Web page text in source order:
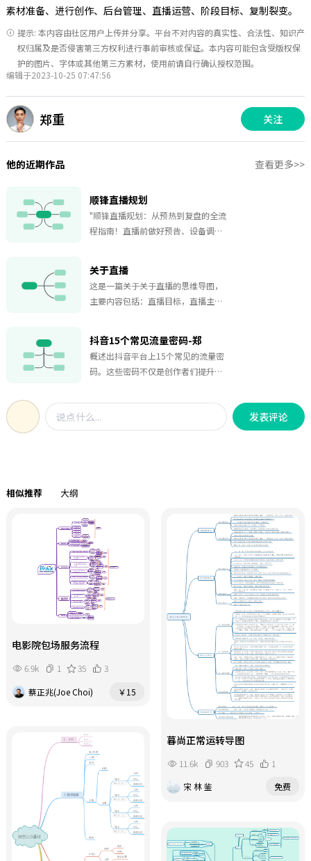
素材准备、进行创作、后台管理、直播运营、阶段目标、复制裂变。
提示: 本内容由社区用户上传并分享。平台不对内容的真实性、合法性、知识产
权归属及是否侵害第三方权利进行事前审核或保证。本内容可能包含受版权保
护的图片、字体或其他第三方素材，使用前请自行确认授权范围。
编辑于2023-10-25 07:47:56
郑重 关注
他的近期作品 查看更多>>
顺锋直播规划
"顺锋直播规划：从预热到复盘的全流
程指南！直播前做好预告、设备调试
化提升试播阶段建议双主播形式，每
周5场以上，主打食材制作科普、店铺
引流和团购销售目标包括提升人设、
放结合，灵活切换走播、站播等模
式，打造高转化直播体验"。
关于直播
这是一篇关于关于直播的思维导图，
主要内容包括：直播目标，直播主
抖音15个常见流量密码-郑
概述出抖音平台上15个常见的流量密
码。这些密码不仅是创作者们提升曝
行为、把握内容趋势的重要窗口。无
论你是初入抖音的新手，还是寻求突
破的资深创作者，掌握这些流量密码
发表评论
相似推荐 大纲
电影院包场服务流程
6.9k 1 35
3
蔡正兆(Joe Choi)
￥15
暮尚正常运转导图
11.6k 903 45
1
宋 林 鉴
免费